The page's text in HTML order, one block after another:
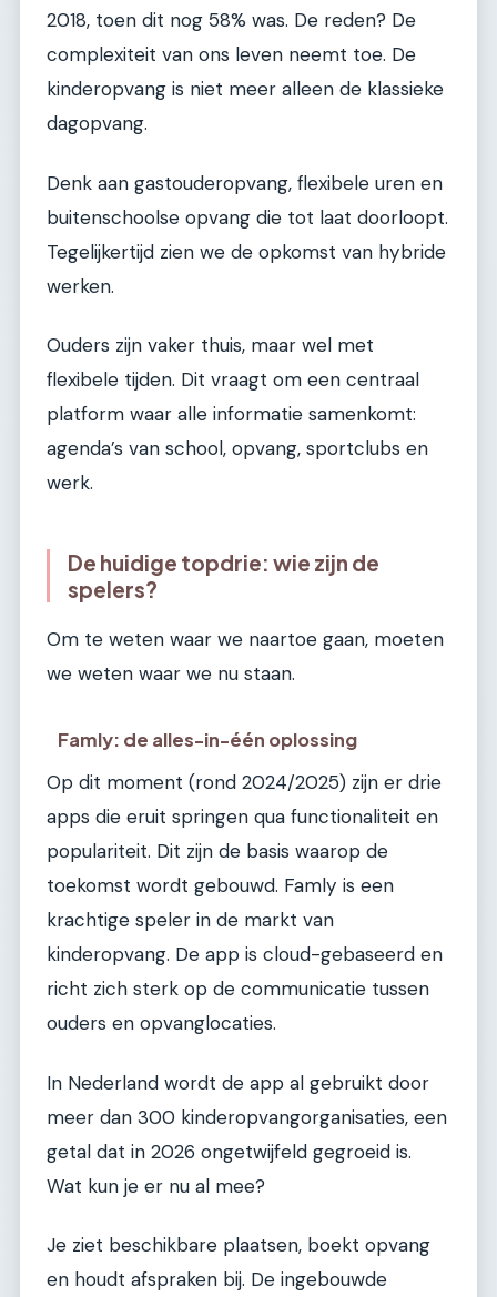
2018, toen dit nog 58% was. De reden? De
complexiteit van ons leven neemt toe. De
kinderopvang is niet meer alleen de klassieke
dagopvang.
Denk aan gastouderopvang, flexibele uren en
buitenschoolse opvang die tot laat doorloopt.
Tegelijkertijd zien we de opkomst van hybride
werken.
Ouders zijn vaker thuis, maar wel met
flexibele tijden. Dit vraagt om een centraal
platform waar alle informatie samenkomt:
agenda’s van school, opvang, sportclubs en
werk.
De huidige topdrie: wie zijn de
spelers?
Om te weten waar we naartoe gaan, moeten
we weten waar we nu staan.
Famly: de alles-in-één oplossing
Op dit moment (rond 2024/2025) zijn er drie
apps die eruit springen qua functionaliteit en
populariteit. Dit zijn de basis waarop de
toekomst wordt gebouwd. Famly is een
krachtige speler in de markt van
kinderopvang. De app is cloud-gebaseerd en
richt zich sterk op de communicatie tussen
ouders en opvanglocaties.
In Nederland wordt de app al gebruikt door
meer dan 300 kinderopvangorganisaties, een
getal dat in 2026 ongetwijfeld gegroeid is.
Wat kun je er nu al mee?
Je ziet beschikbare plaatsen, boekt opvang
en houdt afspraken bij. De ingebouwde